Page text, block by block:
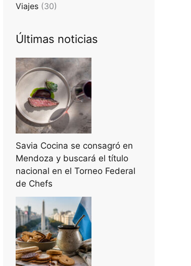
Viajes (30)
Últimas noticias
Savia Cocina se consagró en
Mendoza y buscará el título
nacional en el Torneo Federal
de Chefs